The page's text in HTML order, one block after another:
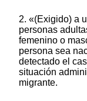
2. «(Exigido) a
personas
femenino o
persona sea
detectado el
situación
migrante.